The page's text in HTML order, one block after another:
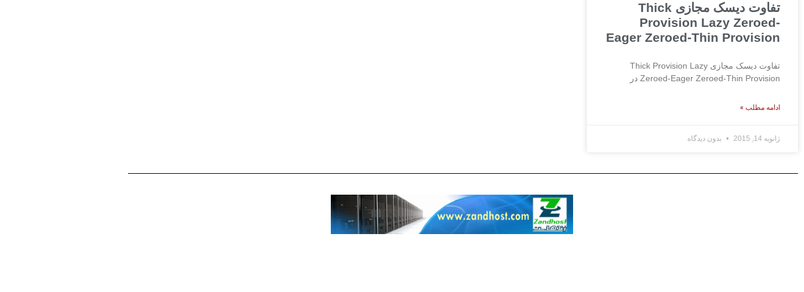
تفاوت دیسک مجازی Thick
Provision Lazy Zeroed-
Eager Zeroed-Thin Provision
تفاوت دیسک مجازی Thick Provision Lazy
Zeroed-Eager Zeroed-Thin Provision در
ادامه مطلب »
ژانویه 14, 2015 بدون دیدگاه